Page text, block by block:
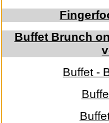
Buffet Brunch
Buffet -